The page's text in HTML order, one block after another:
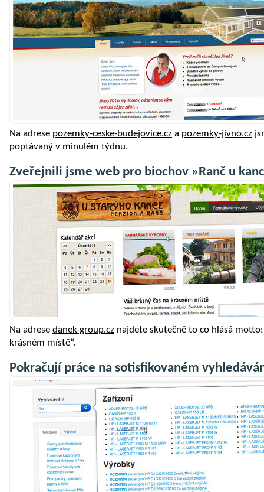
Na adrese pozemky-ceske-budejovice.cz a pozemky-jivno.cz
poptávaný v minulém týdnu.
Zveřejnili jsme web pro biochov »Ranč u
Na adrese danek-group.cz najdete skutečně to co hlásá motto:
krásném místě“.
Pokračují práce na sotisfikovaném